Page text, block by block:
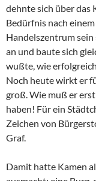
dehnte sich über das
Bedürfnis nach
Handelszentrum
an und baute sich
wußte, wie
Noch heute wirkt er
groß. Wie muß er
haben! Für ein
Zeichen von
Graf.
Damit hatte Kamen